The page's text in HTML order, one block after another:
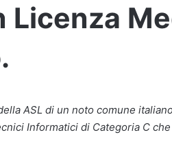
ASL di un noto comune
Informatici di Categoria C